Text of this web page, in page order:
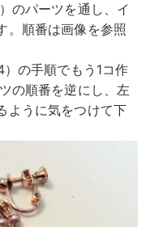
のパーツを通し、イ
。順番は画像を参照
）の手順でもう1コ作
の順番を逆にし、左
ように気をつけて下